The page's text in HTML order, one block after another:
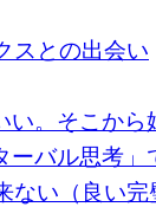
スとの出会い
い。そこから
ーバル思考」
い（良い完